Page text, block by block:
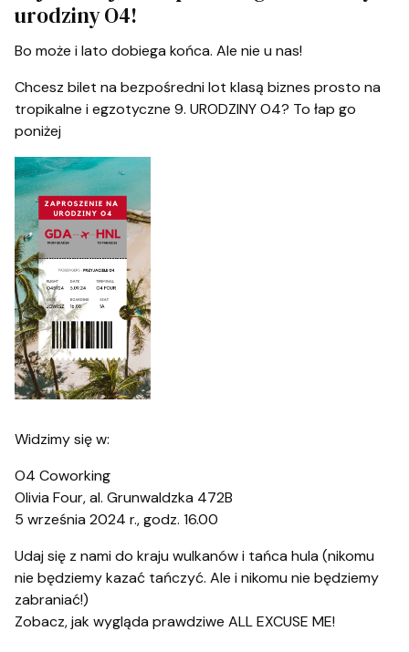
urodziny O4!
Bo może i lato dobiega końca. Ale nie u nas!
Chcesz bilet na bezpośredni lot klasą biznes prosto na
tropikalne i egzotyczne 9. URODZINY O4? To łap go
poniżej
Widzimy się w:
O4 Coworking
Olivia Four, al. Grunwaldzka 472B
5 września 2024 r., godz. 16.00
Udaj się z nami do kraju wulkanów i tańca hula (nikomu
nie będziemy kazać tańczyć. Ale i nikomu nie będziemy
zabraniać!)
Zobacz, jak wygląda prawdziwe ALL EXCUSE ME!